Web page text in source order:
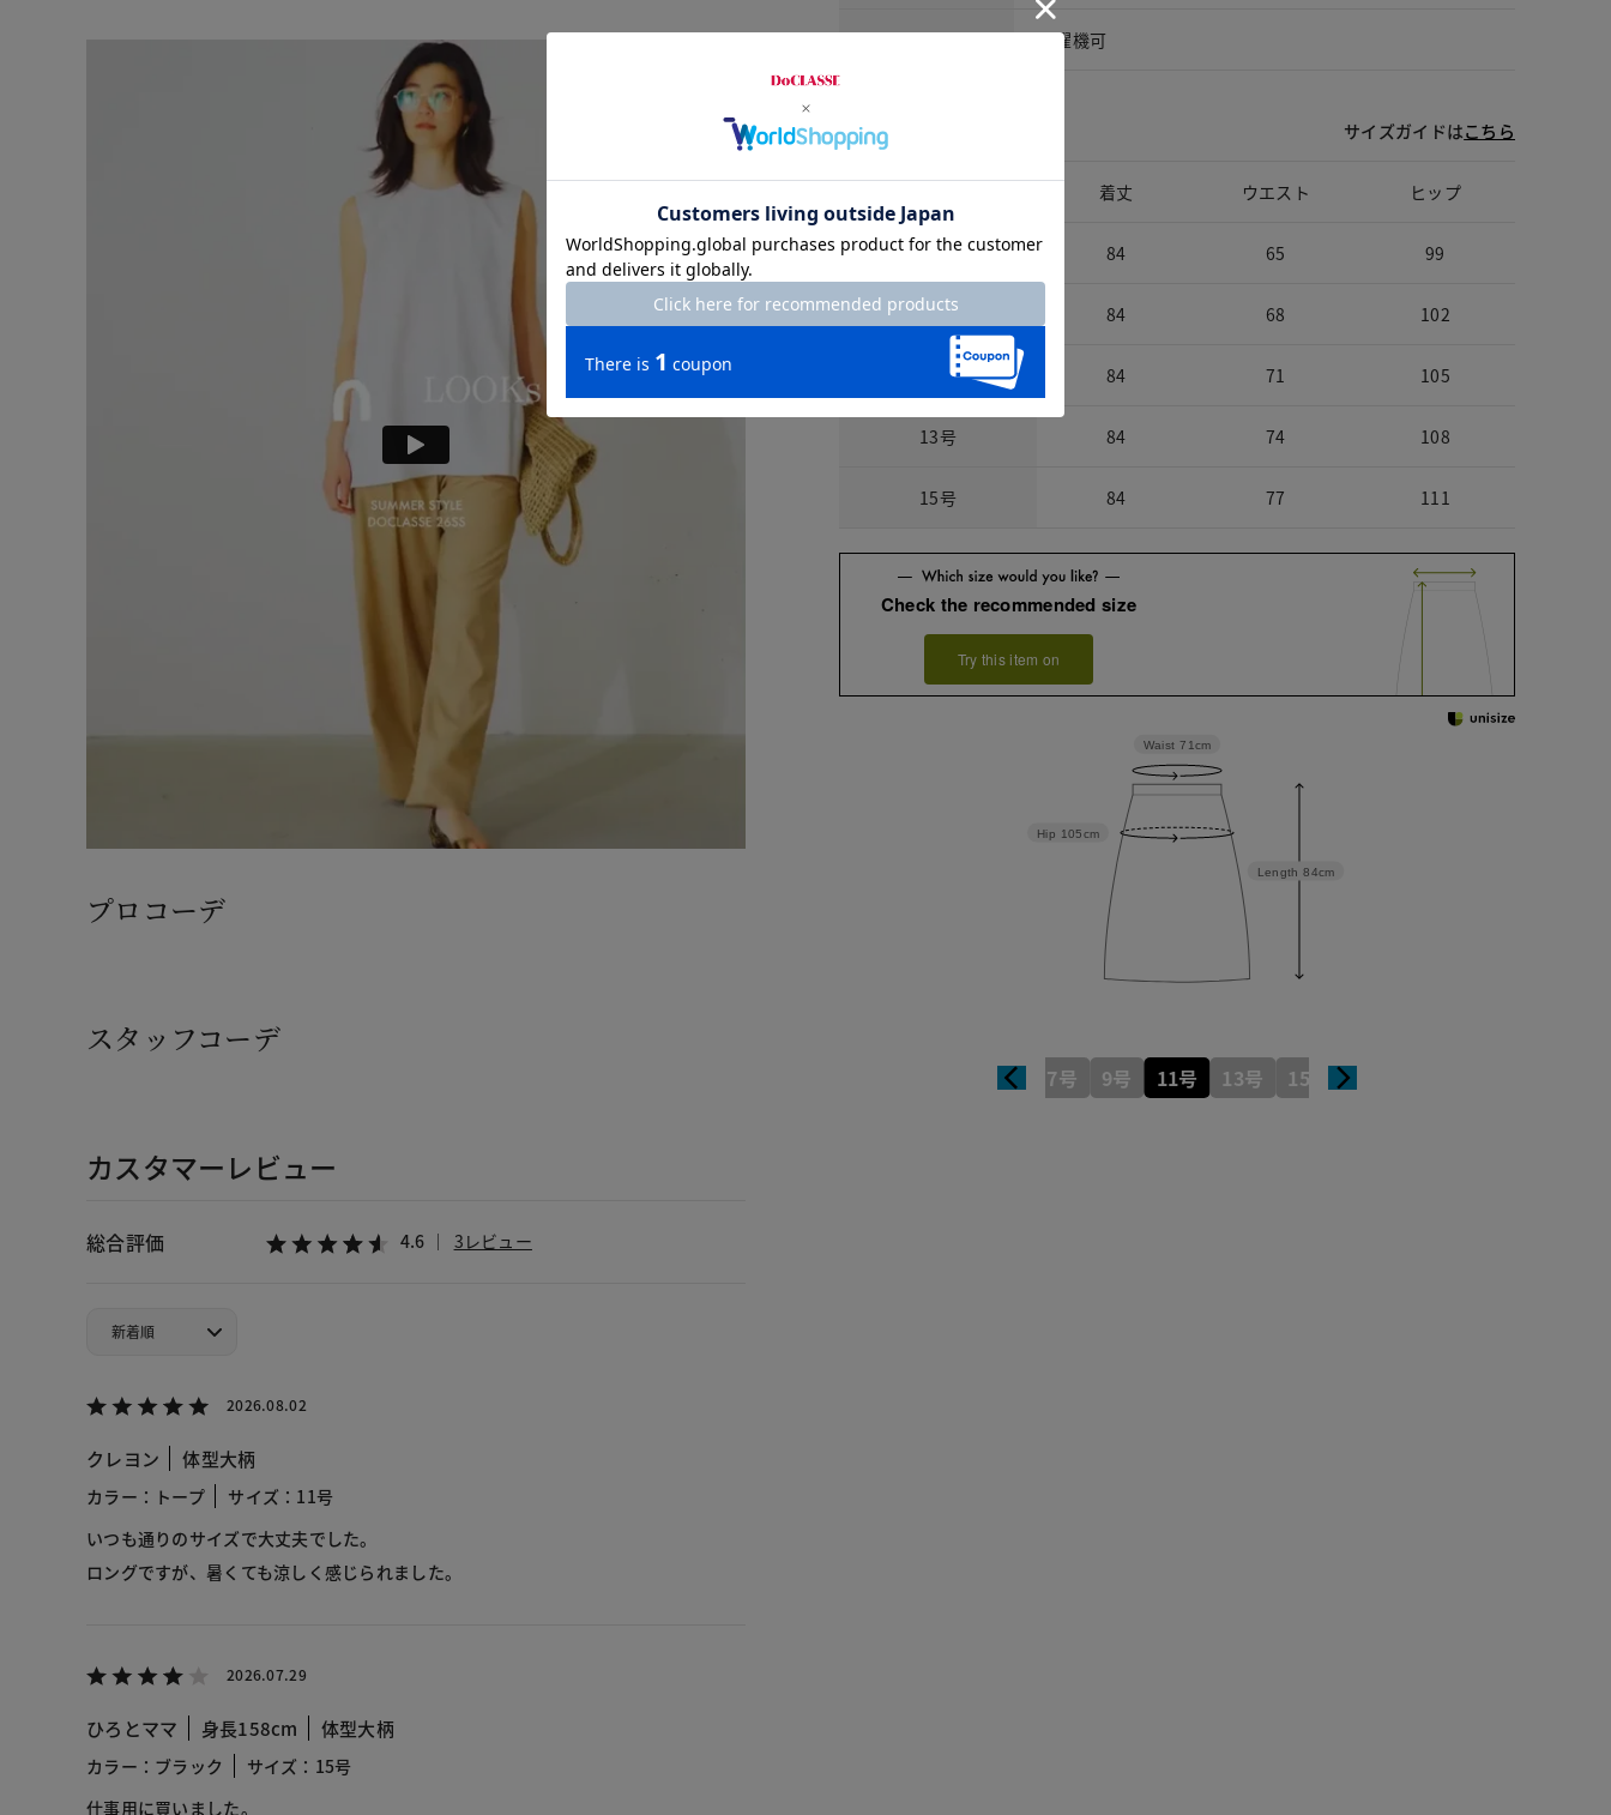
プロコーデ
スタッフコーデ
カスタマーレビュー
総合評価 4.6 3レビュー
2026.08.02
クレヨン 体型大柄
カラー：トープ
サイズ：11号
いつも通りのサイズで大丈夫でした。
ロングですが、暑くても涼しく感じられました。
2026.07.29
ひろとママ 身長158cm 体型大柄
カラー：ブラック
サイズ：15号
仕事用に買いました。
洗濯表示 洗濯機可
サイズ詳細 サイズガイドはこちら
着丈 ウエスト ヒップ
7号 84 65 99
9号 84 68 102
11号 84 71 105
13号 84 74 108
15号 84 77 111
Check the recommended size
Try this item on
Length 84cm
Hip 105cm
Waist 71cm
7号 9号 11号 13号 15号